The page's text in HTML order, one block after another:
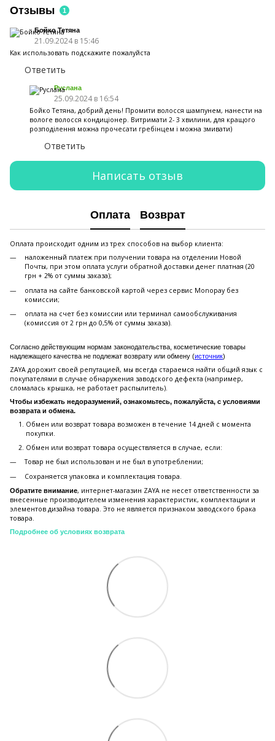
Отзывы 1
Бойко Тетяна
21.09.2024 в 15:46
Как использовать подскажите пожалуйста
Ответить
Руслана
25.09.2024 в 16:54
Бойко Тетяна, добрий день! Промити волосся шампунем, нанести на
вологе волосся кондиціонер. Витримати 2- 3 хвилини, для кращого
розподілення можна прочесати гребінцем і можна змивати)
Ответить
Написать отзыв
Оплата Возврат
Оплата происходит одним из трех способов на выбор клиента:
наложенный платеж при получении товара на отделении Новой
Почты, при этом оплата услуги обратной доставки денег платная (20
грн + 2% от суммы заказа);
оплата на сайте банковской картой через сервис Monopay без
комиссии;
оплата на счет без комиссии или терминал самообслуживания
(комиссия от 2 грн до 0,5% от суммы заказа).
Согласно действующим нормам законодательства, косметические товары
надлежащего качества не подлежат возврату или обмену (источник)
ZAYA дорожит своей репутацией, мы всегда стараемся найти общий язык с
покупателями в случае обнаружения заводского дефекта (например,
сломалась крышка, не работает распылитель).
Чтобы избежать недоразумений, ознакомьтесь, пожалуйста, с условиями
возврата и обмена.
Обмен или возврат товара возможен в течение 14 дней с момента
покупки.
Обмен или возврат товара осуществляется в случае, если:
Товар не был использован и не был в употреблении;
Сохраняется упаковка и комплектация товара.
Обратите внимание, интернет-магазин ZAYA не несет ответственности за
внесенные производителем изменения характеристик, комплектации и
элементов дизайна товара. Это не является признаком заводского брака
товара.
Подробнее об условиях возврата